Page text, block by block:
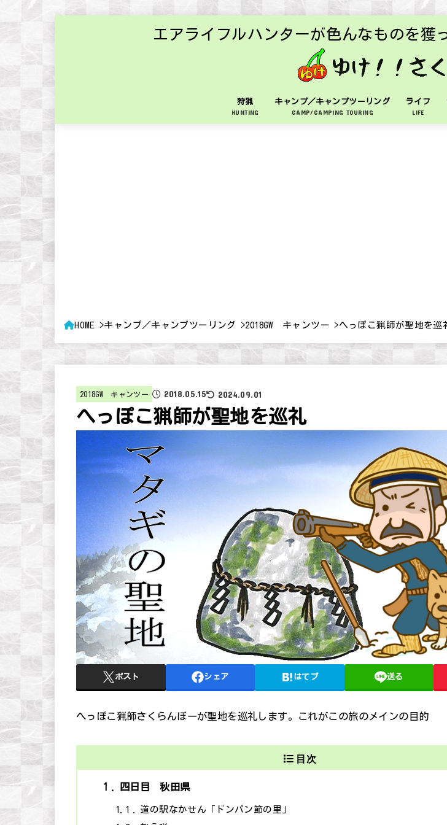
エアライフルハンターが色んなものを獲
狩猟
HUNTING
キャンプ／キャンプツーリング
CAMP/CAMPING TOURING
ライフ
LIFE
HOME キャンプ／キャンプツーリング 2018GW キャンツー へっぽこ猟師が聖地を巡
2018GW キャンツー 2018.05.15 2024.09.01
へっぽこ猟師が聖地を巡礼
ポスト シェア はてブ 送る
へっぽこ猟師さくらんぼーが聖地を巡礼します。これがこの旅のメインの目的
目次
1 四日目 秋田県
1.1
道の駅なかせん「ドンパン節の里」